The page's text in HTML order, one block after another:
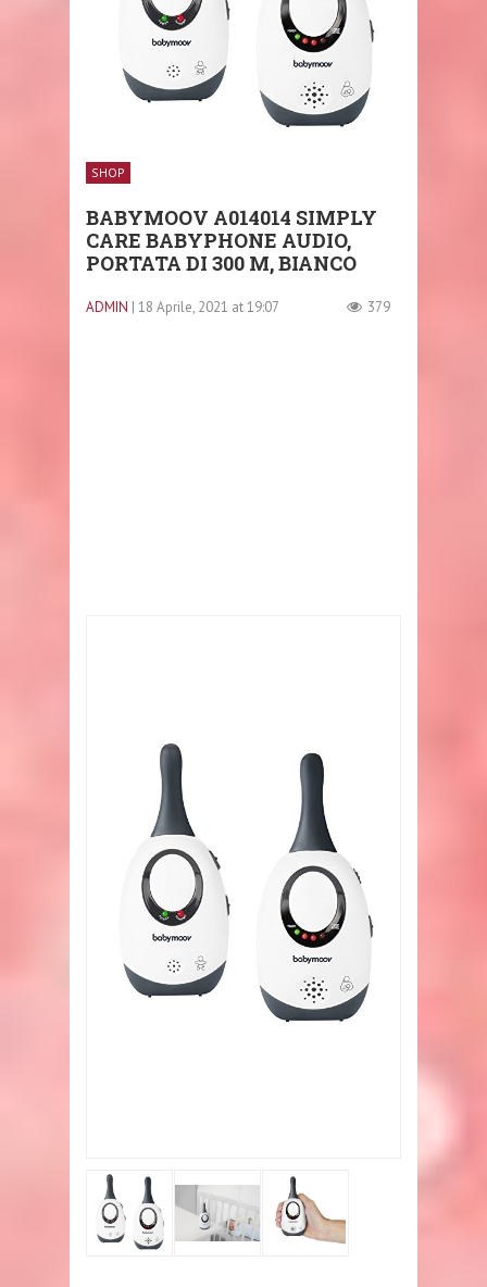
SHOP
BABYMOOV A014014 SIMPLY
CARE BABYPHONE AUDIO,
PORTATA DI 300 M, BIANCO
ADMIN | 18 Aprile, 2021 at 19:07 379